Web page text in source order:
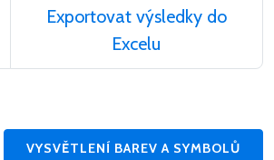
Exportovat výsledky do
Excelu
VYSVĚTLENÍ BAREV A SYMBOLŮ